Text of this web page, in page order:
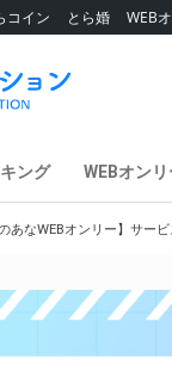
コイン とら婚 WEB
ング WEBオンリ
のあなWEBオンリー】サー